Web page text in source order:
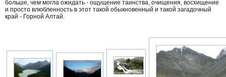
больше, чем могла ожидать - ощущение таинства, очищения, восхищение
и просто влюбленность в этот такой обыкновенный и такой загадочный
край - Горной Алтай.